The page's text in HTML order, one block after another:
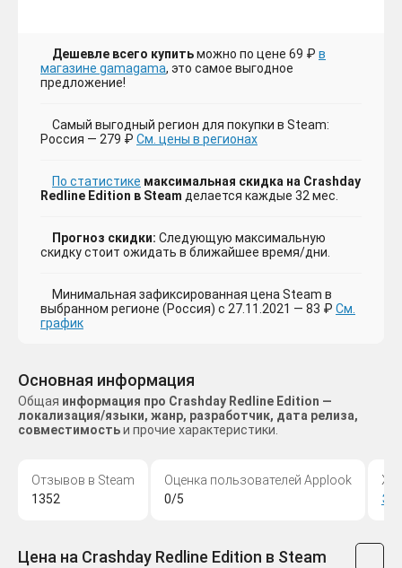
Дешевле всего купитьможно по цене 69 ₽ в
магазине gamagama, это самое выгодное
предложение!
Самый выгодный регион для покупки в Steam:
Россия — 279 ₽ См. цены в регионах
По статистике максимальная скидка на Crashday
Redline Edition в Steam делается каждые 32 мес.
Прогноз скидки: Следующую максимальную
скидку стоит ожидать в ближайшее время/дни.
Минимальная зафиксированная цена Steam в
выбранном регионе (Россия) с 27.11.2021 — 83 ₽ См.
график
Основная информация
Общая информация про Crashday Redline Edition —
локализация/языки, жанр, разработчик, дата релиза,
совместимостьи прочие характеристики.
Отзывов в Steam
1352
Оценка пользователей Applook
0/5
Цена на Crashday Redline Edition в Steam